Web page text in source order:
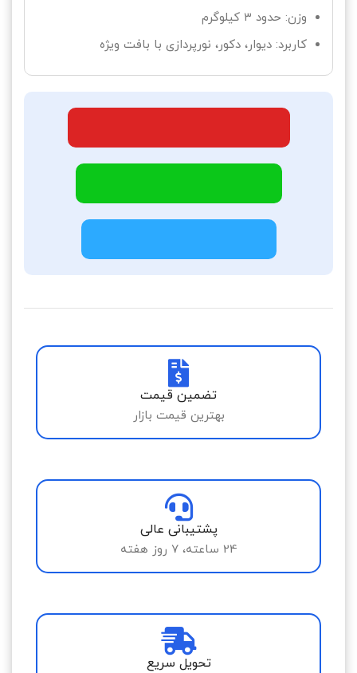
وزن: حدود ۳ کیلوگرم
کاربرد: دیوار، دکور، نورپردازی با بافت ویژه
تضمین قیمت
بهترین قیمت بازار
پشتیبانی عالی
24 ساعته، 7 روز هفته
تحویل سریع